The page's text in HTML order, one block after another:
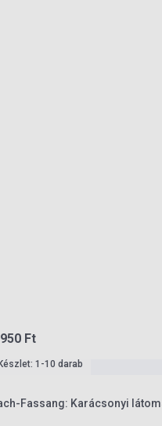
Ft
Készlet: 1-10 darab
Fassang: Karácsonyi